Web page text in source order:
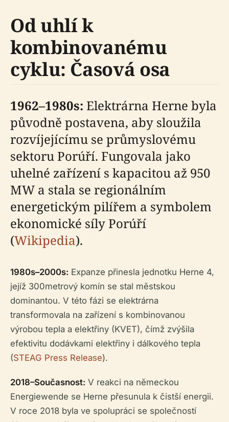
Od uhlí k
kombinovanému
cyklu: Časová osa
1962–1980s: Elektrárna Herne byla
původně postavena, aby sloužila
rozvíjejícímu se průmyslovému
sektoru Porúří. Fungovala jako
uhelné zařízení s kapacitou až 950
MW a stala se regionálním
energetickým pilířem a symbolem
ekonomické síly Porúří
(Wikipedia).
1980s–2000s: Expanze přinesla jednotku Herne 4,
jejíž 300metrový komín se stal městskou
dominantou. V této fázi se elektrárna
transformovala na zařízení s kombinovanou
výrobou tepla a elektřiny (KVET), čímž zvýšila
efektivitu dodávkami elektřiny i dálkového tepla
(STEAG Press Release).
2018–Současnost: V reakci na německou
Energiewende se Herne přesunula k čistší energii.
V roce 2018 byla ve spolupráci se společností